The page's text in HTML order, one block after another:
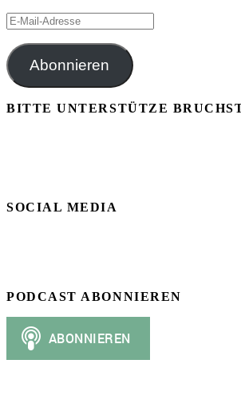
E-
Adresse
Abonnieren
BITTE UNTERSTÜTZE
SOCIAL MEDIA
PODCAST ABONNIEREN